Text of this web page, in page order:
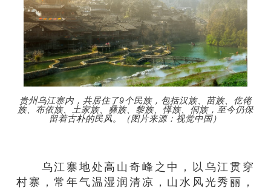
贵州乌江寨内，共居住了9个民族，包括汉族、苗族、仡佬
族、布依族、土家族、彝族、黎族、愅族、侗族，至今仍保
留着古朴的民风。（图片来源：视觉中国）
乌江寨地处高山奇峰之中，以乌江贯穿
村寨，常年气温湿润清凉，山水风光秀丽，